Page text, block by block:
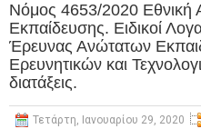
Νόμος 4653/2020 Εθνική
Εκπαίδευσης. Ειδικοί
Έρευνας Ανώτατων
Ερευνητικών και
διατάξεις.
Τετάρτη, Ιανουαρίου 29, 2020